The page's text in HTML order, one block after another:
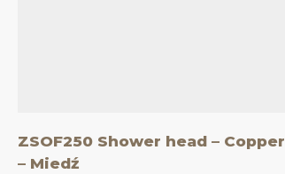
ZSOF250 Shower head – Copper
– Miedź